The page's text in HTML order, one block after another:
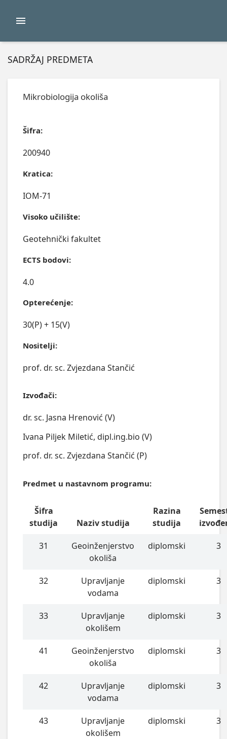
SADRŽAJ PREDMETA
Mikrobiologija okoliša
Šifra:
200940
Kratica:
IOM-71
Visoko učilište:
Geotehnički fakultet
ECTS bodovi:
4.0
Opterećenje:
30(P) + 15(V)
Nositelji:
prof. dr. sc. Zvjezdana Stančić
Izvođači:
dr. sc. Jasna Hrenović (V)
Ivana Piljek Miletić, dipl.ing.bio (V)
prof. dr. sc. Zvjezdana Stančić (P)
Predmet u nastavnom programu:
Šifra
studija
Naziv studija
Razina
studija
31
Geoinženjerstvo
okoliša
diplomski 3
32
Upravljanje
vodama
diplomski 3
33
Upravljanje
okolišem
diplomski 3
41
Geoinženjerstvo
okoliša
diplomski 3
42
Upravljanje
vodama
diplomski 3
43
Upravljanje
okolišem
diplomski 3